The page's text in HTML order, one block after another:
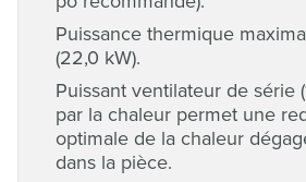
Puissance thermique
(22,0 kW).
Puissant ventilateur de série
par la chaleur permet une
optimale de la chaleur
dans la pièce.